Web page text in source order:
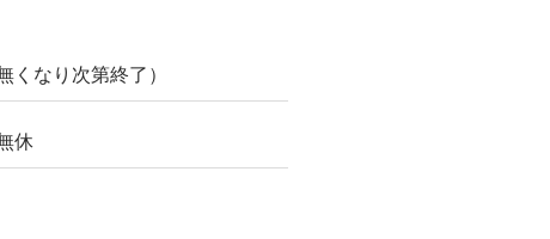
くなり次第終了）
休